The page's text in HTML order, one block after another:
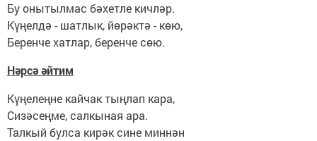
Бу онытылмас бәхетле кичләр.
Күңелдә - шатлык, йөрәктә - көю,
Беренче хатлар, беренче сөю.
Нәрсә әйтим
Күңелеңне кайчак тыңлап кара,
Сизәсеңме, салкыная ара.
Талкый булса кирәк сине миннән